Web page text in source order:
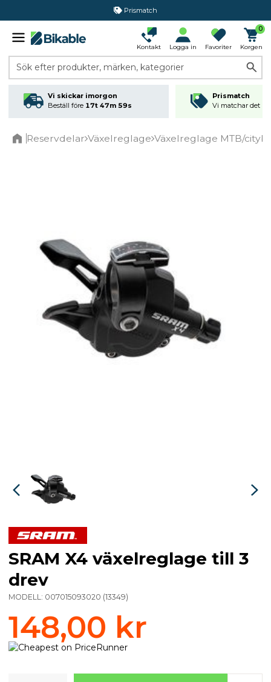
Prismatch
Kontakt Logga in Favoriter
0
Korgen
Sök efter produkter, märken, kategorier
Vi skickar imorgon
Beställ före 17t 47m 59s
Prismatch
Vi matchar det
Reservdelar Växelreglage Växelreglage MTB/
SRAM X4 växelreglage till 3
drev
MODELL: 007015093020 (13349)
148,00 kr